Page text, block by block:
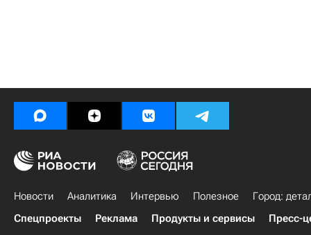
Новости Аналитика Интервью Полезное
Город:
Спецпроекты
Реклама Продукты и сервисы Пресс-